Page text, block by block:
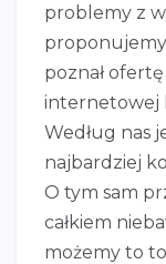
problemy z
poznał
internetowej
Według nas
najbardziej
O tym sam
całkiem
możemy to